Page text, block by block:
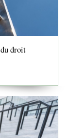
droit